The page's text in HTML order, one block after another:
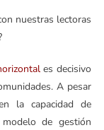
nuestras lectoras
es decisivo
A pesar
la capacidad de
de gestión